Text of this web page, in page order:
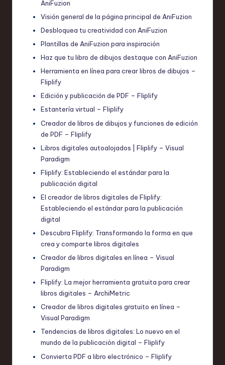
AniFuzion
Visión general de la página principal de AniFuzion
Desbloquea tu creatividad con AniFuzion
Plantillas de AniFuzion para inspiración
Haz que tu libro de dibujos destaque con AniFuzion
Herramienta en línea para crear libros de dibujos –
Fliplify
Edición y publicación de PDF – Fliplify
Estantería virtual – Fliplify
Creador de libros de dibujos y funciones de edición
de PDF – Fliplify
Libros digitales autoalojados | Fliplify – Visual
Paradigm
Fliplify: Estableciendo el estándar para la
publicación digital
El creador de libros digitales de Fliplify:
Estableciendo el estándar para la publicación
digital
Descubra Fliplify: Transformando la forma en que
crea y comparte libros digitales
Creador de libros digitales en línea – Visual
Paradigm
Fliplify: La mejor herramienta gratuita para crear
libros digitales – ArchiMetric
Creador de libros digitales gratuito en línea –
Visual Paradigm
Tendencias de libros digitales: Lo nuevo en el
mundo de la publicación digital – Fliplify
Convierta PDF a libro electrónico – Fliplify